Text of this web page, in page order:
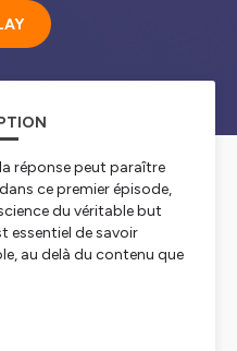
réponse peut paraître
ce premier épisode,
du véritable but
essentiel de savoir
au delà du contenu que